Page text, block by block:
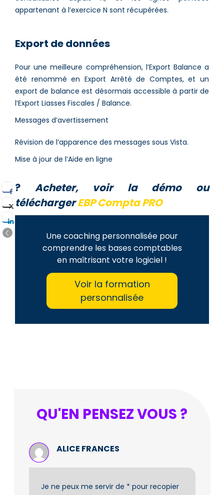
appartenant à l’exercice N sont récupérées.
Export de données
Pour une meilleure compréhension, l’Export Balance a
été renommé en Export Arrêté de Comptes, et un
export de balance est désormais accessible à partir de
l’Export Liasses Fiscales / Balance.
Messages d’avertissement
Révision de l’apparence des messages sous Vista.
Mise à jour de l’Aide en ligne
? Acheter, voir la démo ou
téléchargerEBP Compta PRO
Une coaching personnalisée pour
comprendre les bases comptables
en maîtrisant votre logiciel !
Voir la formation
personnalisée
QU'EN PENSEZ VOUS ?
ALICE FRANCES
Je ne peux me servir de * pour recopier